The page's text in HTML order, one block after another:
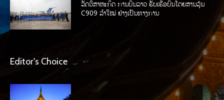
ລັດວິສາຫະກິດ ການບິນລາວ ຮັບເຮືອບິນໂດຍສານລຸ້ນ
C909 ລໍາໃໝ່ ຢ່າງເປັນທາງການ
Editor's Choice